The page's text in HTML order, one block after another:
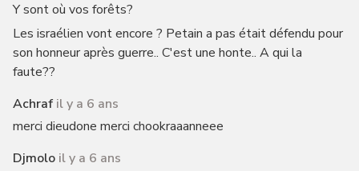
Y sont où vos forêts?
Les israélien vont encore ? Petain a pas était défendu pour
son honneur après guerre.. C'est une honte.. A qui la
faute??
Achraf il y a 6 ans
merci dieudone merci chookraaanneee
Djmolo il y a 6 ans